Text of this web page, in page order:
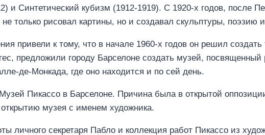
и Синтетический кубизм (1912-1919). С 1920-х годов, после
только рисовал картины, но и создавал скульптуры, поэзию
привели к тому, что в начале 1960-х годов он решил
предложили городу Барселоне создать музей, посвященный
де-Монкада, где оно находится и по сей день.
Пикассо в Барселоне. Причина была в открытой
музея с именем художника.
личного секретаря Пабло и коллекция работ Пикассо из